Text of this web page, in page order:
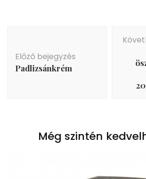
Előző bejegyzés
Padlizsánkrém
Még szintén